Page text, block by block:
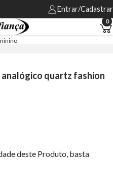
Entrar/Cadastrar
0
analógico quartz fashion
deste Produto, basta